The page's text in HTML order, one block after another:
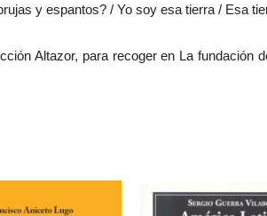
y espantos? / Yo soy esa tierra / Esa
Altazor, para recoger en La fundación